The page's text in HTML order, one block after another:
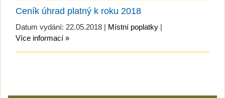
Ceník úhrad platný k roku 2018
Datum vydání: 22.05.2018 | Místní poplatky |
Více informací »